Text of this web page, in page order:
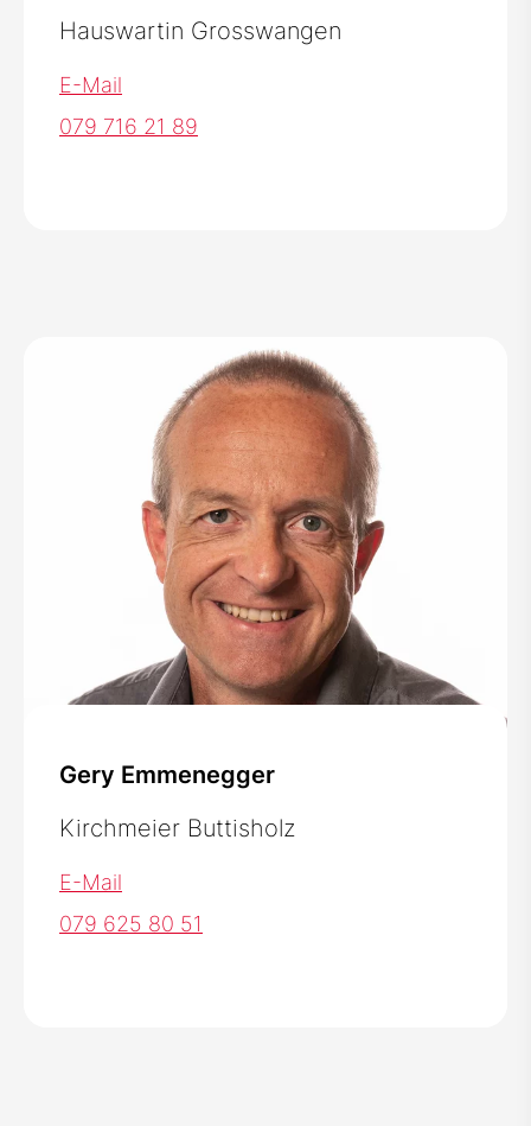
Hauswartin Grosswangen
E-Mail
079 716 21 89
Gery Emmenegger
Kirchmeier Buttisholz
E-Mail
079 625 80 51